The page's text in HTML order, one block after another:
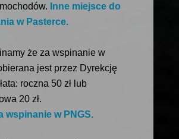
Inne miejsce do
w Pasterce.
że za wspinanie w
jest przez Dyrekcję
roczna 50 zł lub
20 zł.
wspinanie w PNGS.